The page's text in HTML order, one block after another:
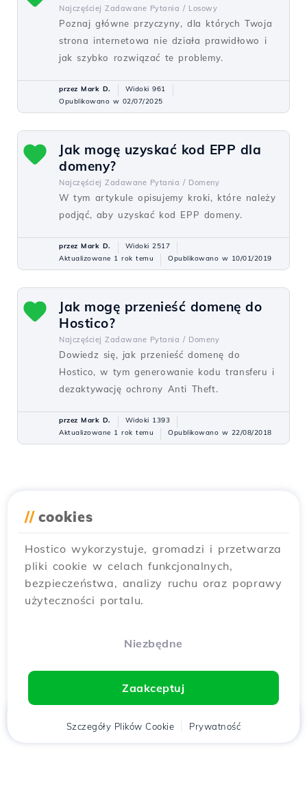
Najczęściej Zadawane Pytania / Losowy
Poznaj główne przyczyny, dla których Twoja
strona internetowa nie działa prawidłowo i
jak szybko rozwiązać te problemy.
przez Mark D.
Widoki 961
Opublikowano w 02/07/2025
Jak mogę uzyskać kod EPP dla
domeny?
Najczęściej Zadawane Pytania / Domeny
W tym artykule opisujemy kroki, które należy
podjąć, aby uzyskać kod EPP domeny.
przez Mark D.
Widoki 2517
Aktualizowane 1 rok temu
Opublikowano w 10/01/2019
Jak mogę przenieść domenę do
Hostico?
Najczęściej Zadawane Pytania / Domeny
Dowiedz się, jak przenieść domenę do
Hostico, w tym generowanie kodu transferu i
dezaktywację ochrony Anti Theft.
przez Mark D.
Widoki 1393
Aktualizowane 1 rok temu
Opublikowano w 22/08/2018
// cookies
Hostico wykorzystuje, gromadzi i przetwarza
pliki cookie w celach funkcjonalnych,
bezpieczeństwa, analizy ruchu oraz poprawy
użyteczności portalu.
Niezbędne
Zaakceptuj
Szczegóły Plików Cookie Prywatność
Klient Koszyk Chat